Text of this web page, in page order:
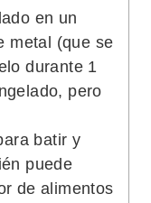
en un
metal (que se
durante 1
pero
batir y
puede
de alimentos